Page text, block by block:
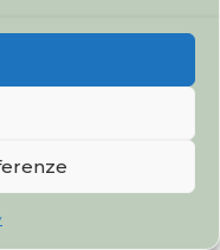
All rights reserved.